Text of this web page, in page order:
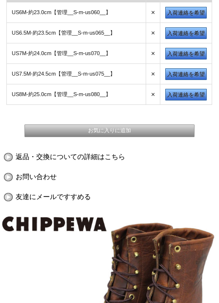
US6M-約23.0cm【管理__S-m-us060__】 × 入荷連絡を希望
US6.5M-約23.5cm【管理__S-m-us065__】 × 入荷連絡を希望
US7M-約24.0cm【管理__S-m-us070__】 × 入荷連絡を希望
US7.5M-約24.5cm【管理__S-m-us075__】 × 入荷連絡を希望
US8M-約25.0cm【管理__S-m-us080__】 × 入荷連絡を希望
返品・交換についての詳細はこちら
お問い合わせ
友達にメールですすめる